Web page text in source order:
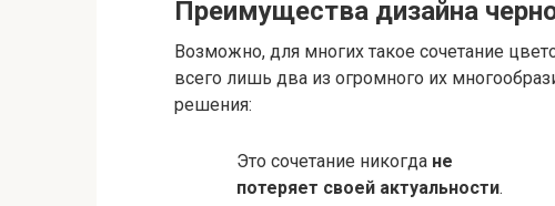
Преимущества дизайна
Возможно, для многих такое сочетание
всего лишь два из огромного их
решения:
Это сочетание никогда не
потеряет своей актуальности.